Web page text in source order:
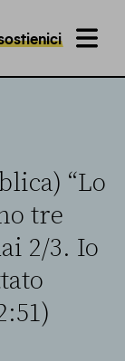
MENU
“Lo
tre
2/3. Io